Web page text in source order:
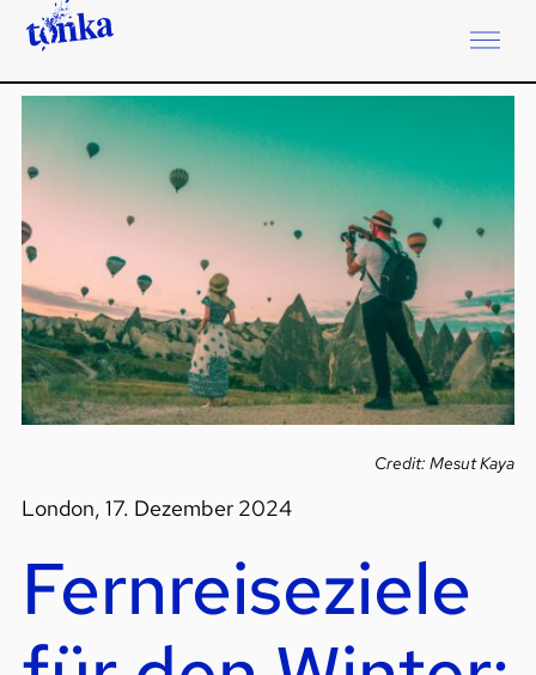
Credit: Mesut Kaya
London, 17. Dezember 2024
Fernreiseziele